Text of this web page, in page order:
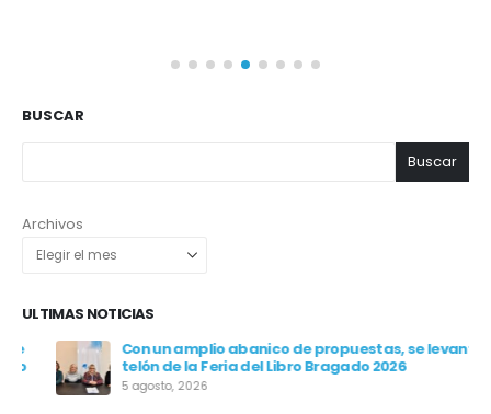
BUSCAR
Buscar
Archivos
ULTIMAS NOTICIAS
Con un amplio abanico de propuestas, se levanta el
telón de la Feria del Libro Bragado 2026
5 agosto, 2026